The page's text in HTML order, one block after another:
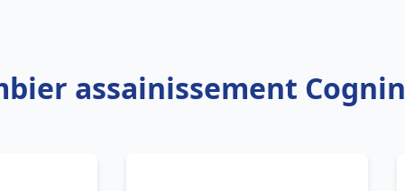
assainissement Cognin